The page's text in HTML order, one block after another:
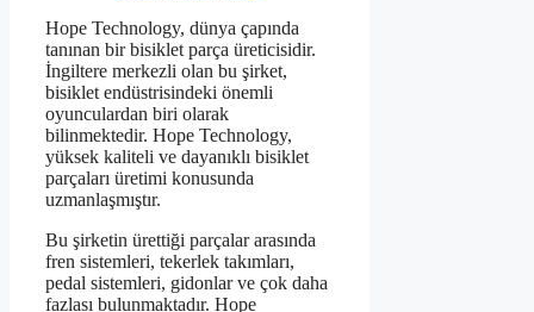
Hope Technology, dünya çapında
tanınan bir bisiklet parça üreticisidir.
İngiltere merkezli olan bu şirket,
bisiklet endüstrisindeki önemli
oyunculardan biri olarak
bilinmektedir. Hope Technology,
yüksek kaliteli ve dayanıklı bisiklet
parçaları üretimi konusunda
uzmanlaşmıştır.
Bu şirketin ürettiği parçalar arasında
fren sistemleri, tekerlek takımları,
pedal sistemleri, gidonlar ve çok daha
fazlası bulunmaktadır. Hope